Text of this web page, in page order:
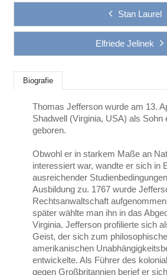
Stan Laurel
Elfriede Jelinek
Biografie
Thomas Jefferson wurde am 13.
Shadwell (Virginia, USA) als Sohn
geboren.
Obwohl er in starkem Maße an
interessiert war, wandte er sich in
ausreichender
Ausbildung zu. 1767 wurde
Rechtsanwaltschaft
später wählte man ihn in das
Virginia. Jefferson profilierte sich
Geist, der sich zum
amerikanischen
entwickelte. Als Führer des
gegen Großbritannien berief er